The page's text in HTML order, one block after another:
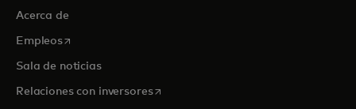
Acerca de
Empleosse abre en una pestaña nueva
Sala de noticias
Relaciones con inversoresse abre en una pestaña nueva